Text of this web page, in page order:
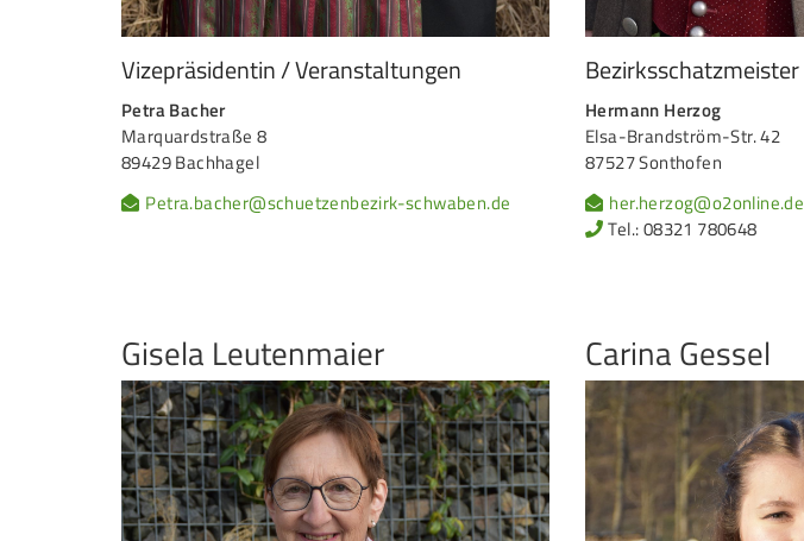
Vizepräsidentin / Veranstaltungen
Petra Bacher
Marquardstraße 8
89429 Bachhagel
Petra.bacher@schuetzenbezirk-schwaben.de
Bezirksschatzmeister
Hermann Herzog
Elsa-Brandström-Str. 42
87527 Sonthofen
her.herzog@o2online.de
Tel.: 08321 780648
Gisela Leutenmaier Carina Gessel